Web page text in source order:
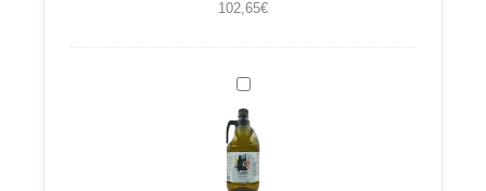
Garrafas
102,65€
AIRES
Coupage
Arbequina
y
Picual